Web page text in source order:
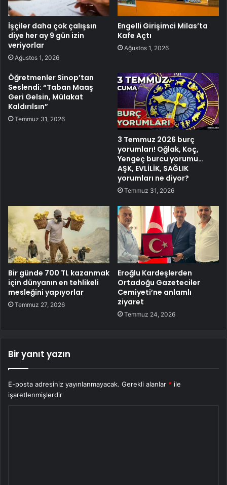
İşçiler daha çok çalışsın
diye her ay 9 gün izin
veriyorlar
Ağustos 1, 2026
Engelli Girişimci Milas’ta
Kafe Açtı
Ağustos 1, 2026
Öğretmenler Sinop’tan
Seslendi: “Taban Maaş
Geri Gelsin, Mülakat
Kaldırılsın”
Temmuz 31, 2026
3 Temmuz 2026 burç
yorumları! Oğlak, Koç,
Yengeç burcu yorumu…
AŞK, EVLİLİK, SAĞLIK
yorumları ne diyor?
Temmuz 31, 2026
Bir günde 700 TL kazanmak
için dünyanın en tehlikeli
mesleğini yapıyorlar
Temmuz 27, 2026
Eroğlu Kardeşlerden
Ortadoğu Gazeteciler
Cemiyeti’ne anlamlı
ziyaret
Temmuz 24, 2026
Bir yanıt yazın
E-posta adresiniz yayınlanmayacak. Gerekli alanlar * ile
işaretlenmişlerdir